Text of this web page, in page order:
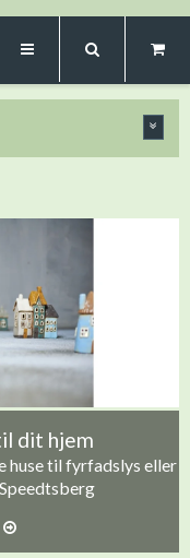
dit hjem
huse til fyrfadslys eller